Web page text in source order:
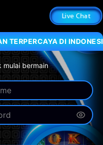
Live Chat
TERPERCAYA DI
mulai bermain